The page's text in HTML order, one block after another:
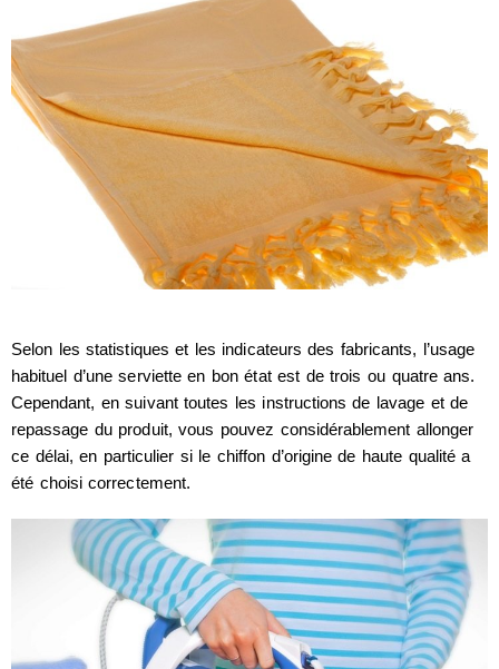
Selon les statistiques et les indicateurs des fabricants, l’usage
habituel d’une serviette en bon état est de trois ou quatre ans.
Cependant, en suivant toutes les instructions de lavage et de
repassage du produit, vous pouvez considérablement allonger
ce délai, en particulier si le chiffon d’origine de haute qualité a
été choisi correctement.